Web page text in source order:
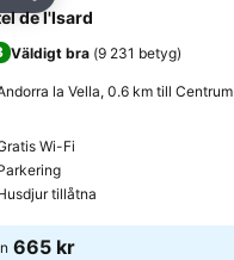
de l'Isard
Väldigt bra (9 231 betyg)
la Vella, 0.6 km till Centrum
Wi-Fi
tillåtna
priser
665 kr